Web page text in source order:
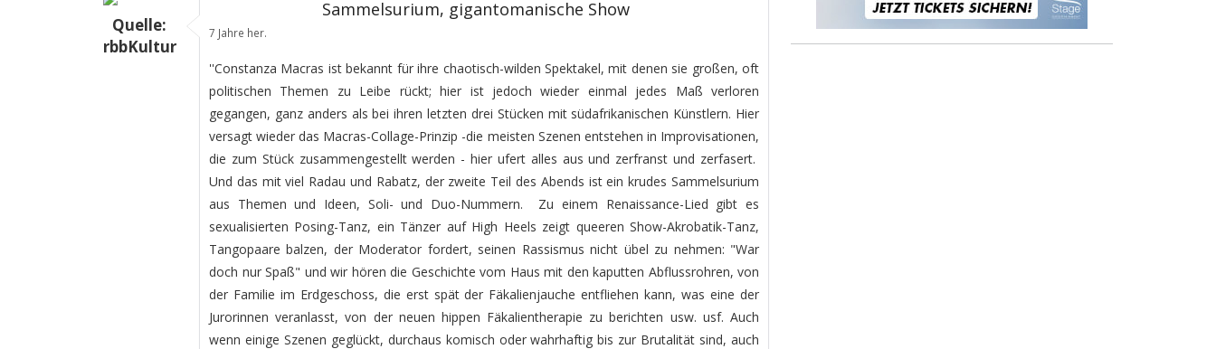
Quelle:
rbbKultur
Sammelsurium, gigantomanische Show
7 Jahre her.
''Constanza Macras ist bekannt für ihre chaotisch-wilden Spektakel, mit denen sie großen, oft
politischen Themen zu Leibe rückt; hier ist jedoch wieder einmal jedes Maß verloren
gegangen, ganz anders als bei ihren letzten drei Stücken mit südafrikanischen Künstlern. Hier
versagt wieder das Macras-Collage-Prinzip -die meisten Szenen entstehen in Improvisationen,
die zum Stück zusammengestellt werden - hier ufert alles aus und zerfranst und zerfasert.
Und das mit viel Radau und Rabatz, der zweite Teil des Abends ist ein krudes Sammelsurium
aus Themen und Ideen, Soli- und Duo-Nummern. Zu einem Renaissance-Lied gibt es
sexualisierten Posing-Tanz, ein Tänzer auf High Heels zeigt queeren Show-Akrobatik-Tanz,
Tangopaare balzen, der Moderator fordert, seinen Rassismus nicht übel zu nehmen: "War
doch nur Spaß" und wir hören die Geschichte vom Haus mit den kaputten Abflussrohren, von
der Familie im Erdgeschoss, die erst spät der Fäkalienjauche entfliehen kann, was eine der
Jurorinnen veranlasst, von der neuen hippen Fäkalientherapie zu berichten usw. usf. Auch
wenn einige Szenen geglückt, durchaus komisch oder wahrhaftig bis zur Brutalität sind, auch